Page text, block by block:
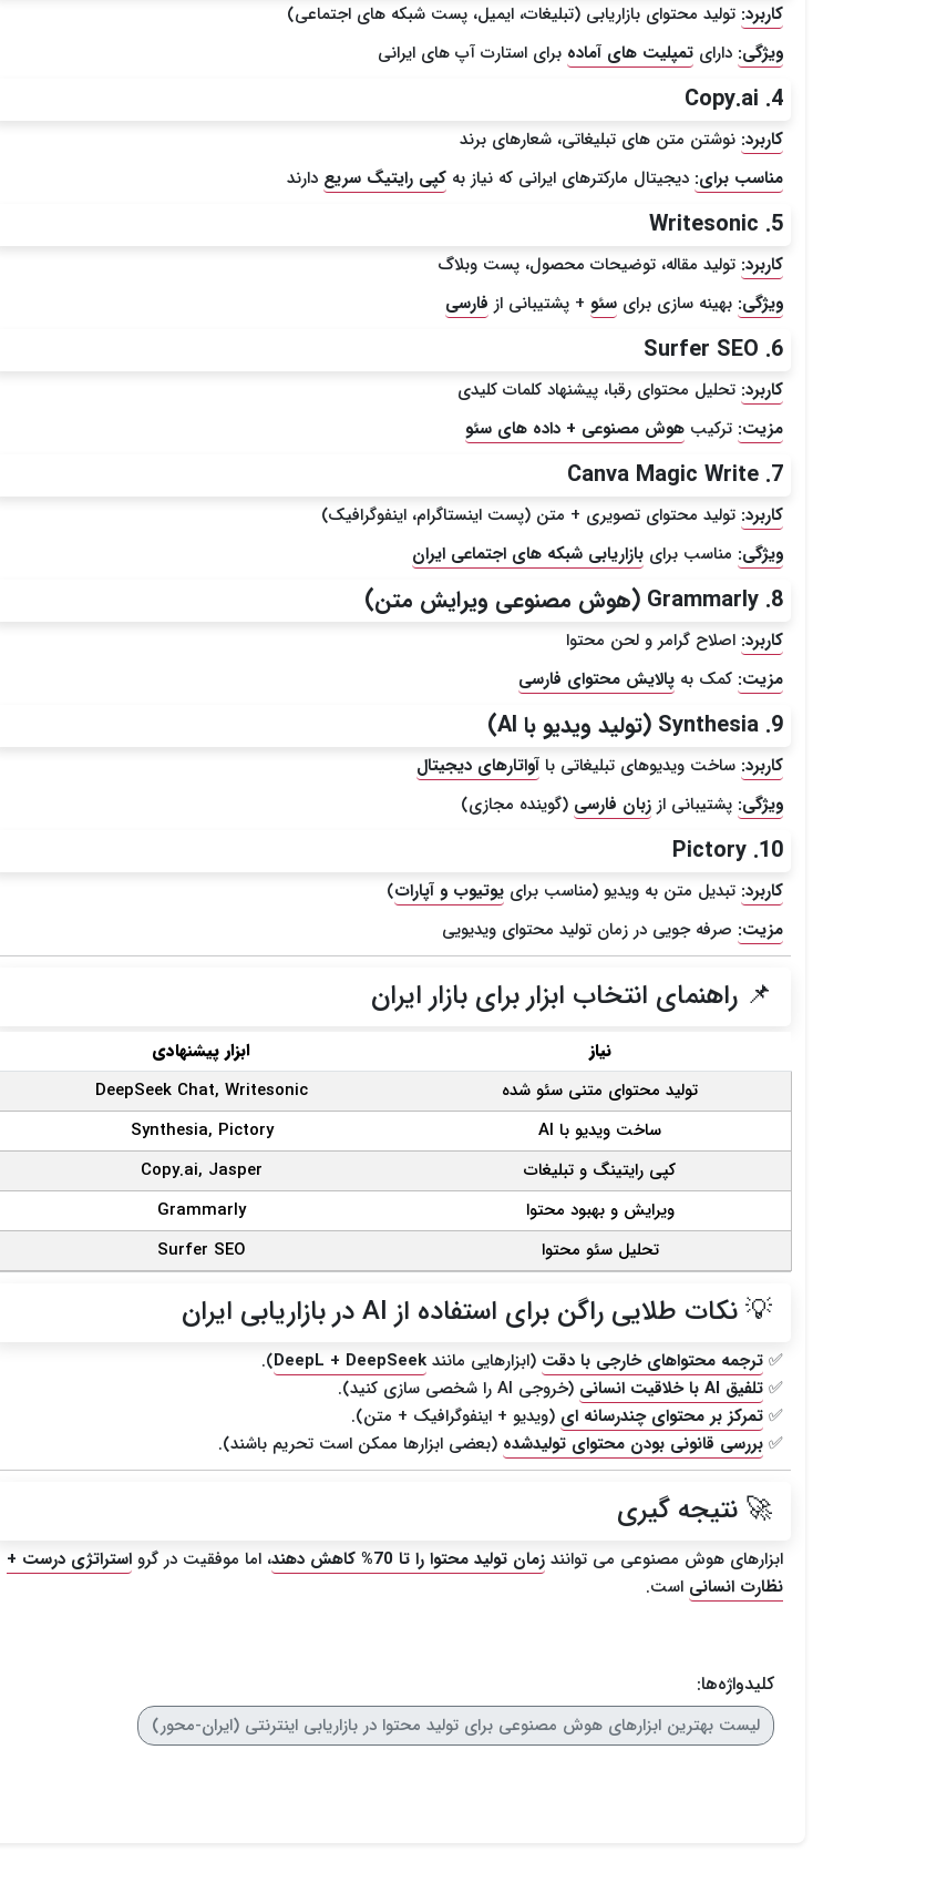
کاربرد: تولید محتوای بازاریابی (تبلیغات، ایمیل، پست شبکه های اجتماعی)
ویژگی: دارایتمپلیت های آماده برای استارت آپ های ایرانی
4. Copy.ai
کاربرد: نوشتن متن های تبلیغاتی، شعارهای برند
مناسب برای: دیجیتال مارکترهای ایرانی که نیاز بهکپی رایتیگ سریع دارند
5. Writesonic
کاربرد: تولید مقاله، توضیحات محصول، پست وبلاگ
ویژگی: بهینه سازی برایسئو + پشتیبانی از فارسی
6. Surfer SEO
کاربرد: تحلیل محتوای رقبا، پیشنهاد کلمات کلیدی
مزیت: ترکیبهوش مصنوعی + داده های سئو
7. Canva Magic Write
کاربرد: تولید محتوای تصویری + متن (پست اینستاگرام، اینفوگرافیک)
ویژگی: مناسب برایبازاریابی شبکه های اجتماعی ایران
8. Grammarly (هوش مصنوعی ویرایش متن)
کاربرد: اصلاح گرامر و لحن محتوا
مزیت: کمک بهپالایش محتوای فارسی
9. Synthesia (تولید ویدیو با AI)
کاربرد: ساخت ویدیوهای تبلیغاتی باآواتارهای دیجیتال
ویژگی: پشتیبانی اززبان فارسی (گوینده مجازی)
10. Pictory
کاربرد: تبدیل متن به ویدیو (مناسب براییوتیوب و آپارات)
مزیت: صرفه جویی در زمان تولید محتوای ویدیویی
📌 راهنمای انتخاب ابزار برای بازار ایران
نیاز
ابزار پیشنهادی
تولید محتوای متنی سئو شده
DeepSeek Chat, Writesonic
ساخت ویدیو با AI
Synthesia, Pictory
کپی رایتینگ و تبلیغات
Copy.ai, Jasper
ویرایش و بهبود محتوا
Grammarly
تحلیل سئو محتوا
Surfer SEO
💡 نکات طلایی راگن برای استفاده از AI در بازاریابی ایران
✅ترجمه محتواهای خارجی با دقت (ابزارهایی مانندDeepL + DeepSeek
).
✅تلفیق AI با خلاقیت انسانی
(خروجی AI را شخصی سازی کنید).
✅تمرکز بر محتوای چندرسانه ای (ویدیو + اینفوگرافیک + متن).
✅بررسی قانونی بودن محتوای تولیدشده (بعضی ابزارها ممکن است تحریم باشند).
🚀 نتیجه گیری
ابزارهای هوش مصنوعی می توانندزمان تولید محتوا را تا 70% کاهش دهند ، اما موفقیت در گرواستراتژی درست +
نظارت انسانی است.
کلیدواژه‌ها:
لیست بهترین ابزارهای هوش مصنوعی برای تولید محتوا در بازاریابی اینترنتی (ایران-محور)